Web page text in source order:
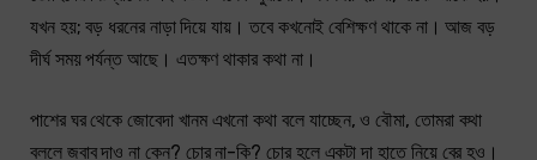
যখন হয়; বড় ধরনের নাড়া দিয়ে যায়। তবে কখনোই বেশিক্ষণ থাকে না। আজ বড়
দীর্ঘ সময় পর্যন্ত আছে। এতক্ষণ থাকার কথা না।
পাশের ঘর থেকে জোবেদা খানম এখনো কথা বলে যাচ্ছেন, ও বৌমা, তোমরা কথা
বললে জবাব দাও না কেন? চোর না-কি? চোর হলে একটা দা হাতে নিয়ে বের হও।